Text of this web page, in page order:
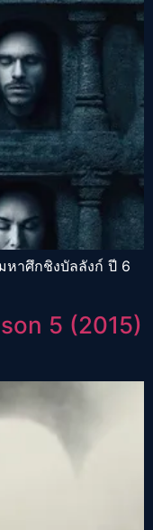
หาศึกชิงบัลลังก์ ปี 6
5 (2015)